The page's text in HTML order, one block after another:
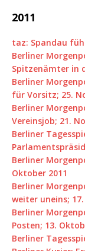
2011
taz: Spandau
Berliner
Spitzenämter in
Berliner
für Vorsitz; 25.
Berliner
Vereinsjob; 21.
Berliner
Berliner
Oktober 2011
Berliner
weiter uneins;
Berliner
Posten; 13.
Berliner